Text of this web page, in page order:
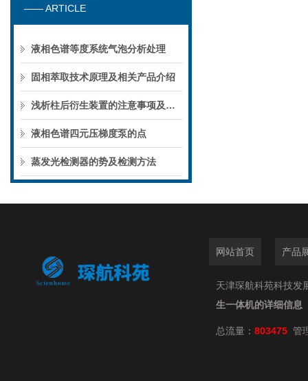
—— ARTICLE
液相色谱等度系统气泡分析处理
固相萃取技术原理及相关产品介绍
浅析柱后衍生装置的注意事项及所需要求
液相色谱四元压梯度泵的点
蒸发光检测器的势及检测方法
网站首页 产品
天津琛航科苑科技发
生一体机的详细信息
总流量： 803475 管